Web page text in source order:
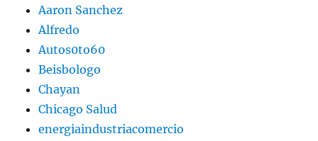
Aaron Sanchez
Alfredo
Autos0to60
Beisbologo
Chayan
Chicago Salud
energiaindustriacomercio